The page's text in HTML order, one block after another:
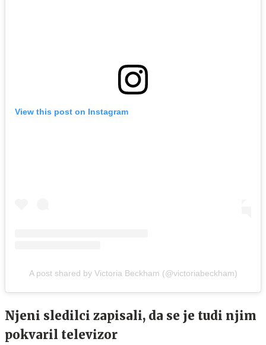
View this post on Instagram
A post shared by Victoria Beckham (@victoriabeckham)
Njeni sledilci zapisali, da se je tudi njim
pokvaril televizor